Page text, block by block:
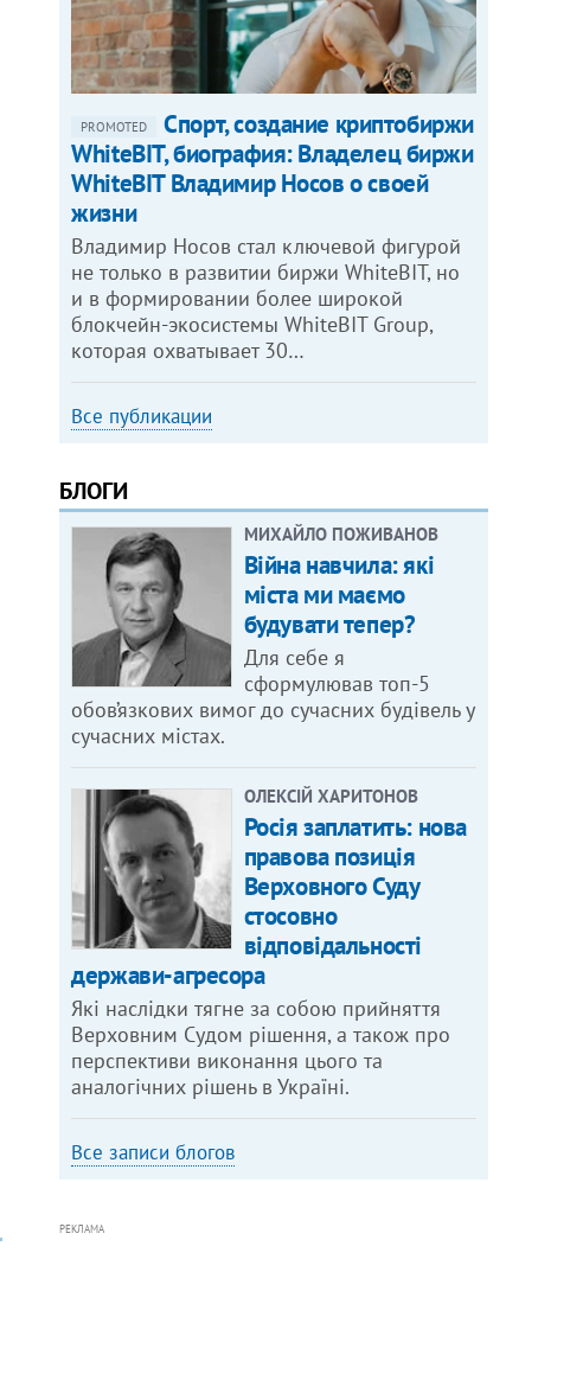
PROMOTED
Спорт, создание криптобиржи
WhiteBIT, биография: Владелец биржи
WhiteBIT Владимир Носов о своей
жизни
Владимир Носов стал ключевой фигурой
не только в развитии биржи WhiteBIT, но
и в формировании более широкой
блокчейн-экосистемы WhiteBIT Group,
которая охватывает 30…
Все публикации
БЛОГИ
МИХАЙЛО ПОЖИВАНОВ
Війна навчила: які
міста ми маємо
будувати тепер?
Для себе я
сформулював топ-5
обов’язкових вимог до сучасних будівель у
сучасних містах.
ОЛЕКСІЙ ХАРИТОНОВ
Росія заплатить: нова
правова позиція
Верховного Суду
стосовно
відповідальності
держави-агресора
Які наслідки тягне за собою прийняття
Верховним Судом рішення, а також про
перспективи виконання цього та
аналогічних рішень в Україні.
Все записи блогов
РЕКЛАМА